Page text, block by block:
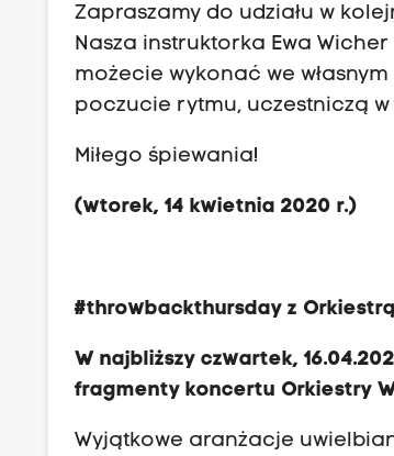
Zapraszamy do udziału w
Nasza instruktorka Ewa
możecie wykonać we
poczucie rytmu, uczestniczą w
Miłego śpiewania!
(wtorek, 14 kwietnia 2020 r.)
#throwbackthursday z
W najbliższy czwartek,
fragmenty koncertu Orkiestry
Wyjątkowe aranżacje